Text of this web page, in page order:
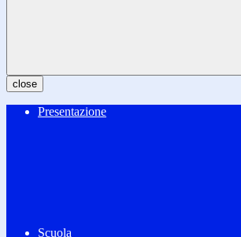
close
Presentazione
Scuola